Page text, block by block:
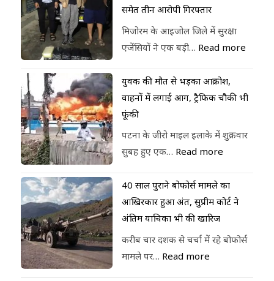
समेत तीन आरोपी गिरफ्तार
मिजोरम के आइजोल जिले में सुरक्षा
एजेंसियों ने एक बड़ी… Read more
युवक की मौत से भड़का आक्रोश,
वाहनों में लगाई आग, ट्रैफिक चौकी भी
फूंकी
पटना के जीरो माइल इलाके में शुक्रवार
सुबह हुए एक… Read more
40 साल पुराने बोफोर्स मामले का
आखिरकार हुआ अंत, सुप्रीम कोर्ट ने
अंतिम याचिका भी की खारिज
करीब चार दशक से चर्चा में रहे बोफोर्स
मामले पर… Read more